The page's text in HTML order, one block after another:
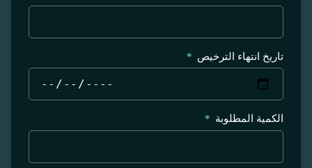
تاريخ انتهاء الترخيص
الكمية المطلوبة